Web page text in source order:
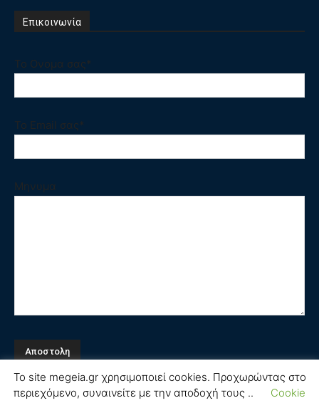
Επικοινωνία
Το Ονομα σας*
Το Email σας*
Μηνυμα
Το site megeia.gr χρησιμοποιεί cookies. Προχωρώντας στο
περιεχόμενο, συναινείτε με την αποδοχή τους ..
Cookie